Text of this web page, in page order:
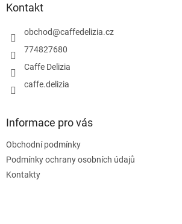
Kontakt
obchod@caffedelizia.cz
774827680
Caffe Delizia
caffe.delizia
Informace pro vás
Obchodní podmínky
Podmínky ochrany osobních údajů
Kontakty